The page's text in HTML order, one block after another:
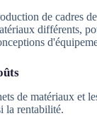
de cadres
différents,
de matériaux et
la rentabilité.